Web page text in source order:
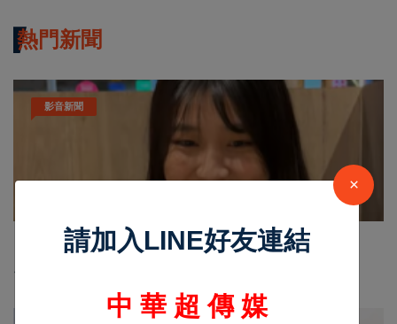
熱門新聞
影音新聞
Nov 19 2025 1047
台中個人燒肉！自己做烤串丼！好吃又好玩！
×
請加入LINE好友連結
中 華 超 傳 媒